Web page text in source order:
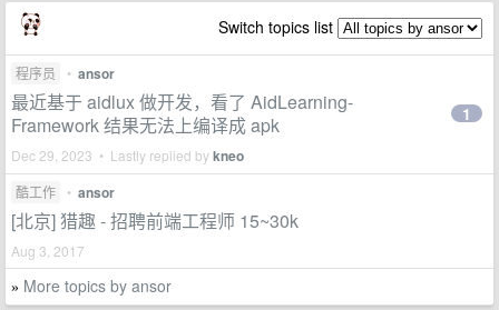
Switch topics list
程序员 • ansor
最近基于 aidlux 做开发，看了 AidLearning-
Framework 结果无法上编译成 apk
Dec 29, 2023 • Lastly replied bykneo
1
酷工作 • ansor
[北京] 猎趣 - 招聘前端工程师 15~30k
Aug 3, 2017
» More topics by ansor